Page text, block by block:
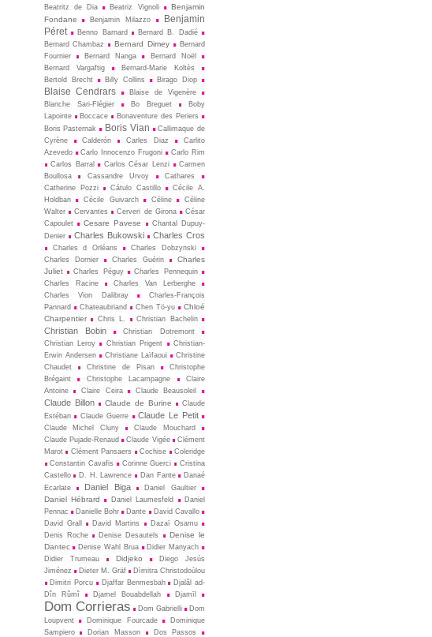
Beatritz de Dia
Beatriz Vignoli
Benjamin
Fondane
Benjamin Milazzo
Benjamin
Péret
Benno Barnard
Bernard B. Dadié
Bernard Chambaz
Bernard Dimey
Bernard
Fournier
Bernard Nanga
Bernard Noël
Bernard Vargaftig
Bernard-Marie Koltès
Bertold Brecht
Billy Collins Birago Diop
Blaise Cendrars
Blaise de Vigenère
Blanche Sari-Flégier
Bo Breguet
Boby
Lapointe
Boccace
Bonaventure des Periers
Boris Pasternak
Boris Vian
Callimaque de
Cyrène
Cal­derón Carles Diaz
Carlito
Azevedo
Carlo Innocenzo Frugoni
Carlo Rim
Carlos Barral
Carlos César Lenzi
Carmen
Boullosa
Cassandre Urvoy
Cathares
Catherine Pozzi
Cátulo Castillo
Cécile A.
Holdban
Cécile Guivarch Céline
Céline
Walter
Cervantes Cerveri de Girona
César
Capoulet
Cesare Pavese
Chantal Dupuy-
Denier
Charles Bukowski Charles Cros
Charles d Orléans
Charles Dobzynski
Charles Dornier
Charles Guérin
Charles
Juliet
Charles Péguy
Charles Pennequin
Charles Racine
Charles Van Lerberghe
Charles Vion Dalibray
Charles-François
Pannard
Chateaubriand Chen Tö-yu
Chloé
Charpentier
Chris L. Christian Bachelin
Christian Bobin
Christian Dotremont
Christian Leroy
Christian Prigent
Christian-
Erwin Andersen
Christiane Laïfaoui
Christine
Chaudet
Christine de Pisan
Christophe
Brégaint
Christophe Lacampagne
Claire
Antoine
Claire Ceira Claude Beausoleil
Claude Billon Claude de Burine
Claude
Estéban
Claude Guerre Claude Le Petit
Claude Michel Cluny
Claude Mouchard
Claude Pujade-Renaud
Claude Vigée
Clément
Marot
Clément Pansaers Cochise
Coleridge
Constantin Cavafis
Corinne Guerci
Cristina
Castello
D. H. Lawrence Dan Fante
Danaé
Ecarlate
Daniel Biga Daniel Gaultier
Daniel Hébrard Daniel Laumesfeld
Daniel
Pennac
Danielle Bohr Dante
David Cavallo
David Grall
David Martins
Dazaï Osamu
Denis Roche
Denise Desautels
Denise le
Dantec
Denise Wahl Brua
Didier Manyach
Didier Trumeau
Didjeko
Diego Jesús
Jiménez
Dieter M. Gräf
Dìmitra Christodoùlou
Dimitri Porcu
Djaffar Benmesbah
Djalâl ad-
Dîn Rûmî
Djamel Bouabdellah Djamīl
Dom Corrieras Dom Gabrielli
Dom
Loupvent
Dominique Fourcade
Dominique
Sampiero
Dorian Masson
Dos Passos